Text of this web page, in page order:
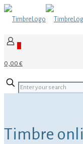
0
0,00 €
Timbre